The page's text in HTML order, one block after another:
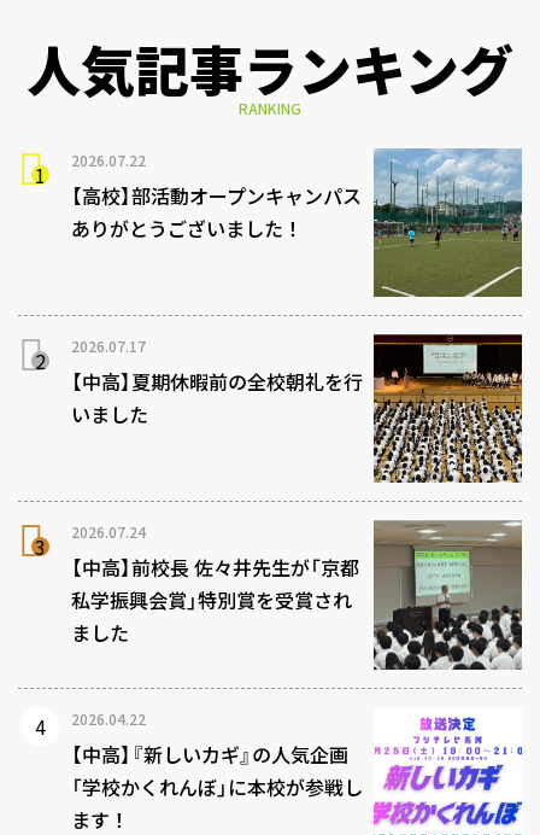
人気記事ランキング
RANKING
2026.07.22
【高校】部活動オープンキャンパス
ありがとうございました！
2026.07.17
【中高】夏期休暇前の全校朝礼を行
いました
2026.07.24
【中高】前校長 佐々井先生が「京都
私学振興会賞」特別賞を受賞され
ました
2026.04.22
【中高】『新しいカギ』の人気企画
「学校かくれんぼ」に本校が参戦し
ます！